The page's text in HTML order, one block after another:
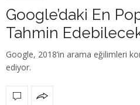
Google’daki En
Tahmin
Google, 2018’in arama eğilimleri
ediyor.